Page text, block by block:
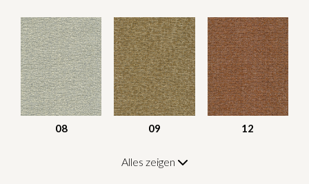
08 09 12
Alles zeigen